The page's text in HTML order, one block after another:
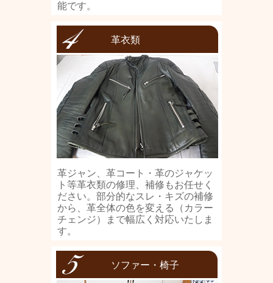
能です。
革衣類
革ジャン、革コート・革のジャケッ
ト等革衣類の修理、補修もお任せく
ださい。部分的なスレ・キズの補修
から、革全体の色を変える（カラー
チェンジ）まで幅広く対応いたしま
す。
ソファー・椅子